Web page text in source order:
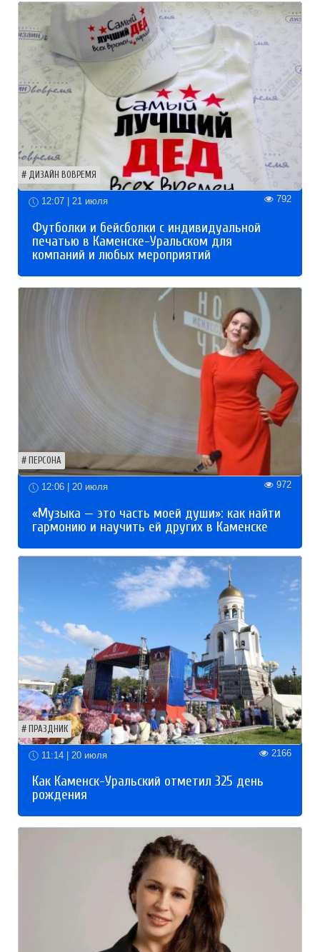
ДИЗАЙН ВОВРЕМЯ
12:07 | 21 июля 792
Футболки и бейсболки с индивидуальной
печатью в Каменске-Уральском для
компаний и любых мероприятий
ПЕРСОНА
12:06 | 20 июля 972
«Музыка — это часть моей души»: как найти
гармонию и научить ей других в Каменске
ПРАЗДНИК
11:14 | 20 июля 2166
Как Каменск-Уральский отметил 325 день
рождения